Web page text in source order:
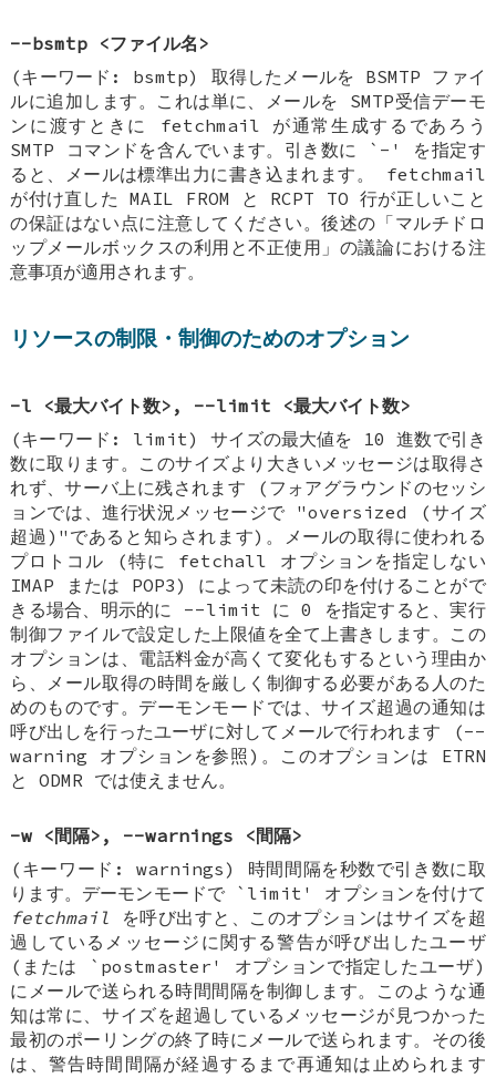
--bsmtp <ファイル名>
(キーワード: bsmtp) 取得したメールを BSMTP ファイ
ルに追加します。これは単に、メールを SMTP受信デーモ
ンに渡すときに fetchmail が通常生成するであろう
SMTP コマンドを含んでいます。引き数に `-' を指定す
ると、メールは標準出力に書き込まれます。 fetchmail
が付け直した MAIL FROM と RCPT TO 行が正しいこと
の保証はない点に注意してください。後述の「マルチドロ
ップメールボックスの利用と不正使用」の議論における注
意事項が適用されます。
リソースの制限・制御のためのオプション
-l <最大バイト数>, --limit <最大バイト数>
(キーワード: limit) サイズの最大値を 10 進数で引き
数に取ります。このサイズより大きいメッセージは取得さ
れず、サーバ上に残されます (フォアグラウンドのセッシ
ョンでは、進行状況メッセージで "oversized (サイズ
超過)"であると知らされます)。メールの取得に使われる
プロトコル (特に fetchall オプションを指定しない
IMAP または POP3) によって未読の印を付けることがで
きる場合、明示的に --limit に 0 を指定すると、実行
制御ファイルで設定した上限値を全て上書きします。この
オプションは、電話料金が高くて変化もするという理由か
ら、メール取得の時間を厳しく制御する必要がある人のた
めのものです。デーモンモードでは、サイズ超過の通知は
呼び出しを行ったユーザに対してメールで行われます (--
warning オプションを参照)。このオプションは ETRN
と ODMR では使えません。
-w <間隔>, --warnings <間隔>
(キーワード: warnings) 時間間隔を秒数で引き数に取
ります。デーモンモードで `limit' オプションを付けて
fetchmail
を呼び出すと、このオプションはサイズを超
過しているメッセージに関する警告が呼び出したユーザ
(または `postmaster' オプションで指定したユーザ)
にメールで送られる時間間隔を制御します。このような通
知は常に、サイズを超過しているメッセージが見つかった
最初のポーリングの終了時にメールで送られます。その後
は、警告時間間隔が経過するまで再通知は止められます